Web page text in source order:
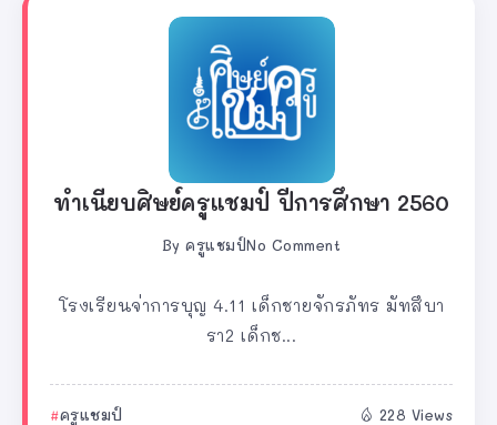
ทำเนียบศิษย์ครูแชมป์ ปีการศึกษา 2560
By ครูแชมป์No Comment
โรงเรียนจ่าการบุญ 4.11 เด็กชายจักรภัทร มัทสึบา
รา2 เด็กช...
ครูแชมป์ 228 Views